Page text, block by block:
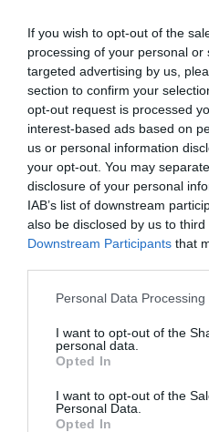
If you wish to opt-out of the
processing of your personal
targeted advertising by us,
section to confirm your
opt-out request is processed
interest-based ads based on
us or personal information
your opt-out. You may
disclosure of your personal
IAB’s list of downstream
also be disclosed by us to
Downstream Participants that
Personal Data
I want to opt-out of the
personal data.
Opted In
I want to opt-out of the
Personal Data.
Opted In